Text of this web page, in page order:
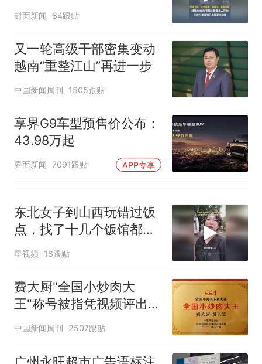
经营约40年，实际上是青
海人开的，天津72家面馆
已集体更换招牌
封面新闻 84跟贴
又一轮高级干部密集变动
越南“重整江山”再进一步
中国新闻周刊 1505跟贴
享界G9车型预售价公布：
43.98万起
界面新闻 7091跟贴 APP专享
东北女子到山西玩错过饭
点，找了十几个饭馆都没
开门：午休到几点
星视频 18跟贴
费大厨"全国小炒肉大
王"称号被指凭视频评出
官方回应
中国新闻周刊 2507跟贴